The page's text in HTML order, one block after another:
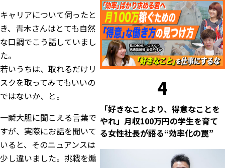
キャリアについて伺ったと
き、青木さんはとても自然
な口調でこう話していまし
た。
若いうちは、取れるだけリ
スクを取ってみてもいいの
ではないか、と。
一瞬大胆に聞こえる言葉で
すが、実際にお話を聞いて
いると、そのニュアンスは
少し違いました。挑戦を煽
4
「好きなことより、得意なことを
やれ」月収100万円の学生を育て
る女性社長が語る“効率化の罠”